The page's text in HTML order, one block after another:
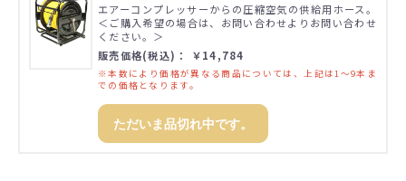
エアーコンプレッサーからの圧縮空気の供給用ホース。
＜ご購入希望の場合は、お問い合わせよりお問い合わせ
ください。＞
販売価格(税込)： ￥14,784
※本数により価格が異なる商品については、上記は1～9本ま
での価格となります。
ただいま品切れ中です。